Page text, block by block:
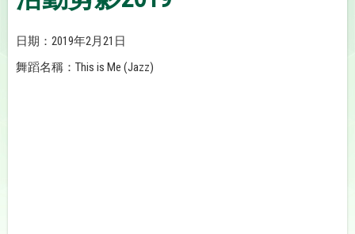
日期：2019年2月21日
舞蹈名稱：This is Me (Jazz)